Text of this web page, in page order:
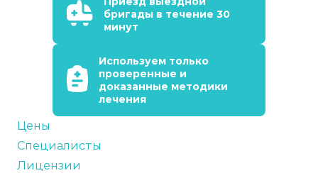
бригады в течение 30
минут
Используем только
проверенные и
доказанные методики
лечения
Цены
Специалисты
Лицензии